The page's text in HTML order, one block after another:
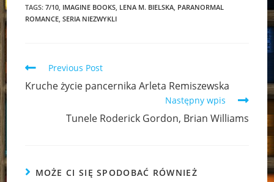
TAGS:7/10 IMAGINE BOOKS LENA M. BIELSKA PARANORMAL
ROMANCE SERIA NIEZWYKLI
Read
articles
Previous Post
Kruche życie pancernika Arleta Remiszewska
Następny wpis
Tunele Roderick Gordon, Brian Williams
MOŻE CI SIĘ SPODOBAĆ RÓWNIEŻ